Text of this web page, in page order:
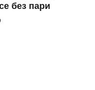
без пари